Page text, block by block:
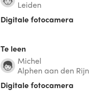
Leiden
Digitale fotocamera
Te leen
michel
Alphen aan den Rijn
Digitale fotocamera